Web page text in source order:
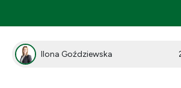
Ilona Goździewska